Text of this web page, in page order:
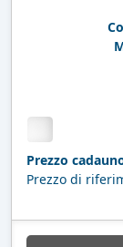
Prezzo
Prezzo di